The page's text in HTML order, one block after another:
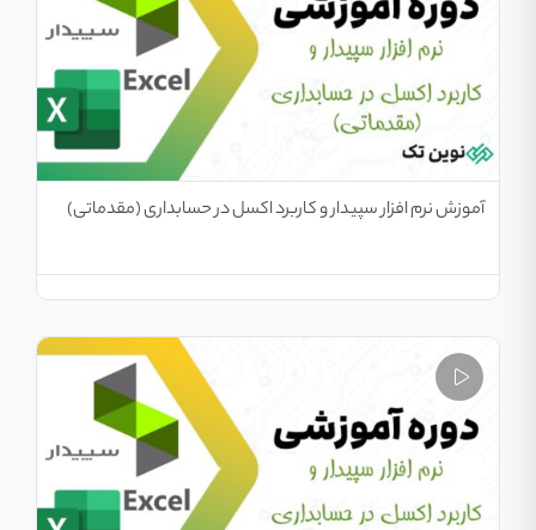
آموزش نرم افزار سپیدار و کاربرد اکسل در حسابداری (مقدماتی)